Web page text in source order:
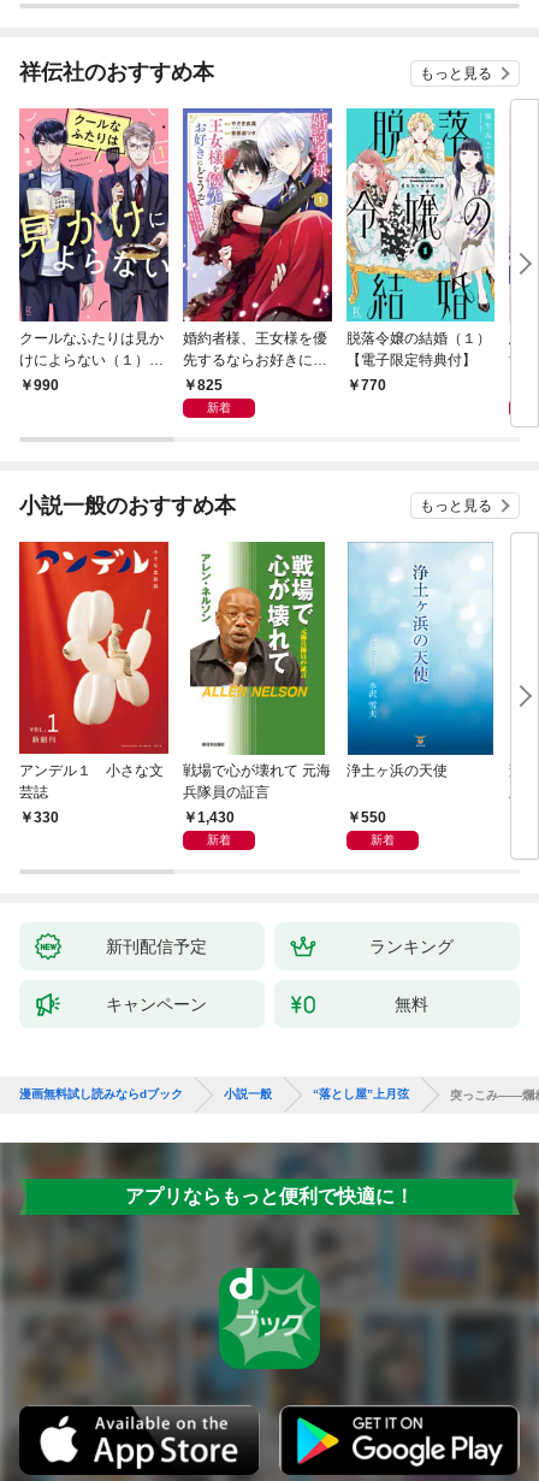
祥伝社のおすすめ本 もっと見る
クールなふたりは見か
けによらない（１）
【電子限定特典付】
990
婚約者様、王女様を優
先するならお好きにど
うぞ（※ただし、私も
王子様を優先します
825
新着
脱落令嬢の結婚（１）
【電子限定特典付】
770
悪
す
（
付】
小説一般のおすすめ本 もっと見る
アンデル１ 小さな文
芸誌
330
戦場で心が壊れて 元海
兵隊員の証言
1,430
新着
浄土ヶ浜の天使
550
新着
変
新刊配信予定 ランキング
キャンペーン 無料
漫画無料試し読みならdブック 小説一般 “落とし屋”上月弦 突っこみ——爛
アプリならもっと便利で快適に！